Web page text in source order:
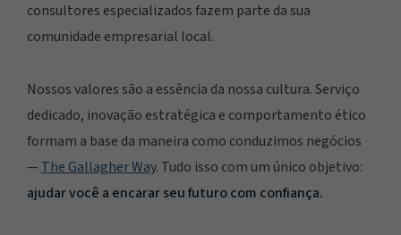
consultores especializados fazem parte da sua
comunidade empresarial local.
Nossos valores são a essência da nossa cultura. Serviço
dedicado, inovação estratégica e comportamento ético
formam a base da maneira como conduzimos negócios
—The Gallagher Way. Tudo isso com um único objetivo:
ajudar você a encarar seu futuro com confiança.